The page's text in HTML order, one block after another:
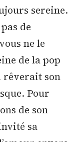
sereine.
de
ne le
de la pop
rêverait son
Pour
de son
sa